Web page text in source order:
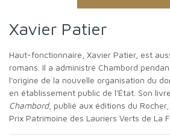
Xavier Patier
Haut-fonctionnaire, Xavier Patier, est aussi auteur de nombreux
romans. Il a administré Chambord
l'origine de la nouvelle organisation du
en établissement public de l'État. Son livre
Chambord, publié aux éditions du
Prix Patrimoine des Lauriers Verts de La